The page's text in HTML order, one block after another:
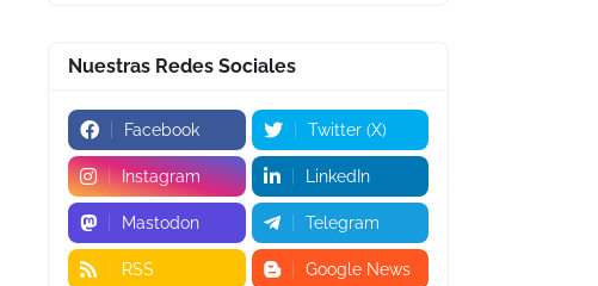
Nuestras Redes Sociales
Facebook Twitter (X)
Instagram LinkedIn
Mastodon Telegram
RSS Google News